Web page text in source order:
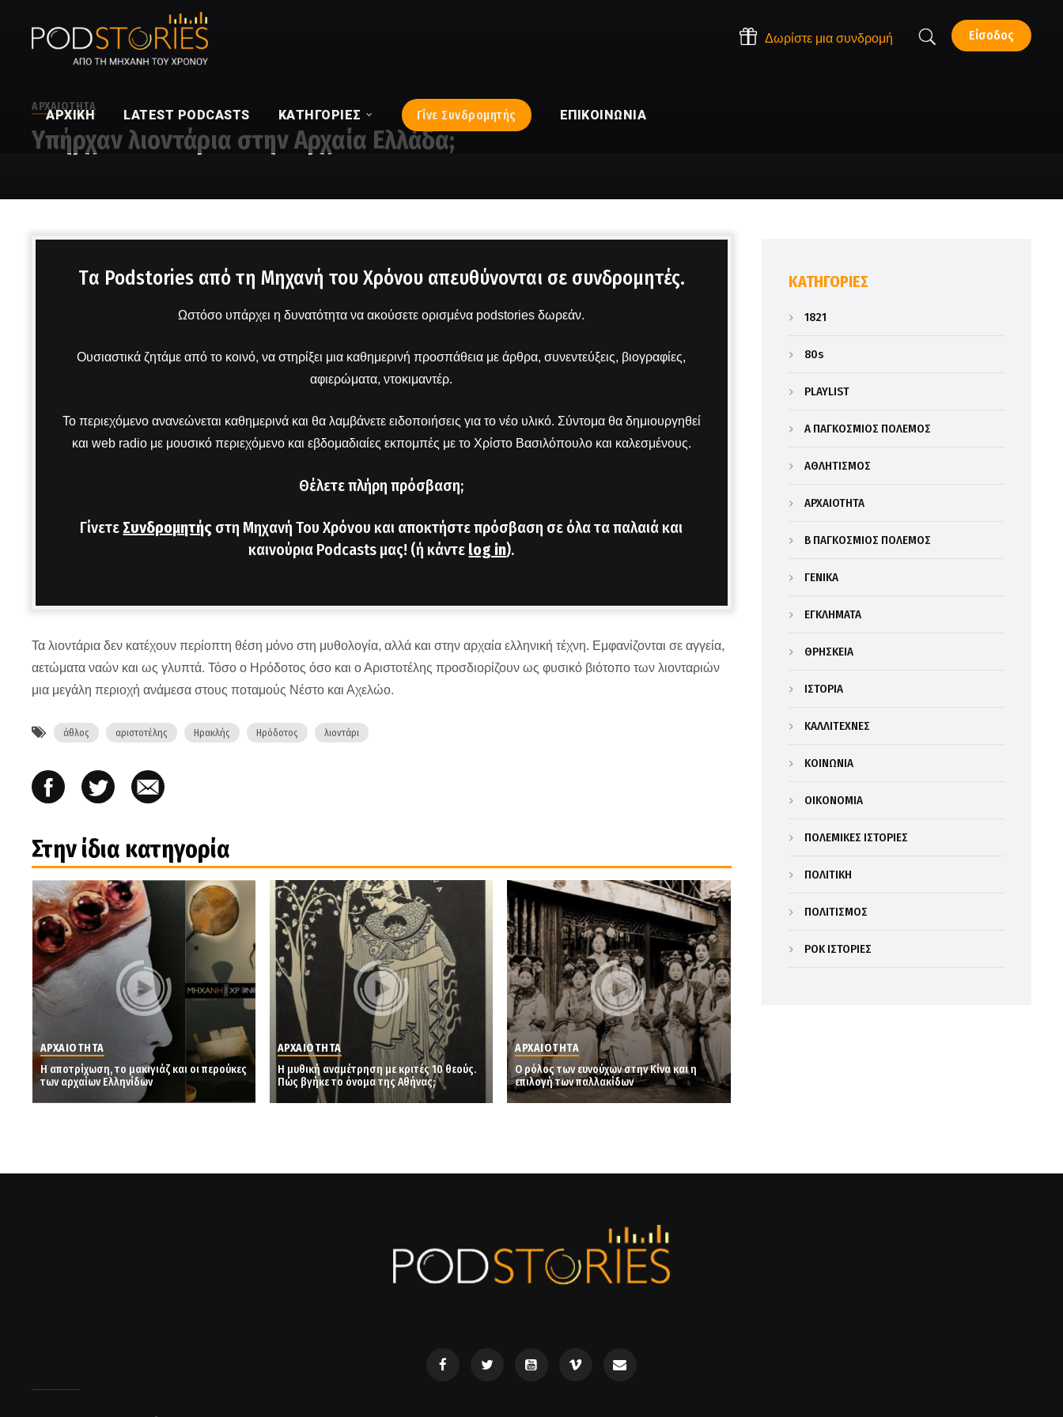
Είσοδος
Δωρίστε μια συνδρομή
ΑΡΧΙΚΉ LATEST PODCASTS ΚΑΤΗΓΟΡΊΕΣ Γίνε Συνδρομητής ΕΠΙΚΟΙΝΩΝΊΑ
ΑΡΧΑΙΟΤΗΤΑ
Υπήρχαν λιοντάρια στην Αρχαία Ελλάδα;
Tα Podstories από τη Μηχανή του Χρόνου απευθύνονται σε συνδρομητές.
Ωστόσο υπάρχει η δυνατότητα να ακούσετε ορισμένα podstories δωρεάν.
Ουσιαστικά ζητάμε από το κοινό, να στηρίξει μια καθημερινή προσπάθεια με άρθρα, συνεντεύξεις, βιογραφίες,
αφιερώματα, ντοκιμαντέρ.
Το περιεχόμενο ανανεώνεται καθημερινά και θα λαμβάνετε ειδοποιήσεις για το νέο υλικό. Σύντομα θα δημιουργηθεί
και web radio με μουσικό περιεχόμενο και εβδομαδιαίες εκπομπές με το Χρίστο Βασιλόπουλο και καλεσμένους.
Θέλετε πλήρη πρόσβαση;
Γίνετε Συνδρομητής στη Μηχανή Του Χρόνου και αποκτήστε πρόσβαση σε όλα τα παλαιά και
καινούρια Podcasts μας! (ή κάντε log in).
Τα λιοντάρια δεν κατέχουν περίοπτη θέση μόνο στη μυθολογία, αλλά και στην αρχαία ελληνική τέχνη. Εμφανίζονται σε αγγεία,
αετώματα ναών και ως γλυπτά. Τόσο ο Ηρόδοτος όσο και ο Αριστοτέλης προσδιορίζουν ως φυσικό βιότοπο των λιονταριών
μια μεγάλη περιοχή ανάμεσα στους ποταμούς Νέστο και Αχελώο.
άθλος αριστοτέλης Ηρακλής Ηρόδοτος λιοντάρι
Στην ίδια κατηγορία
ΑΡΧΑΙΟΤΗΤΑ
Η αποτρίχωση, το μακιγιάζ και οι περούκες
των αρχαίων Ελληνίδων
ΑΡΧΑΙΟΤΗΤΑ
Η μυθική αναμέτρηση με κριτές 10 θεούς.
Πώς βγήκε το όνομα της Αθήνας;
ΑΡΧΑΙΟΤΗΤΑ
Ο ρόλος των ευνούχων στην Κίνα και η
επιλογή των παλλακίδων
KΑΤΗΓΟΡΊΕΣ
1821
80s
PLAYLIST
Α΄ ΠΑΓΚΟΣΜΙΟΣ ΠΟΛΕΜΟΣ
ΑΘΛΗΤΙΣΜΟΣ
ΑΡΧΑΙΟΤΗΤΑ
Β΄ ΠΑΓΚΟΣΜΙΟΣ ΠΟΛΕΜΟΣ
ΓΕΝΙΚΑ
ΕΓΚΛΗΜΑΤΑ
ΘΡΗΣΚΕΙΑ
ΙΣΤΟΡΙΑ
ΚΑΛΛΙΤΕΧΝΕΣ
ΚΟΙΝΩΝΙΑ
ΟΙΚΟΝΟΜΙΑ
ΠΟΛΕΜΙΚΕΣ ΙΣΤΟΡΙΕΣ
ΠΟΛΙΤΙΚΗ
ΠΟΛΙΤΙΣΜΟΣ
ΡΟΚ ΙΣΤΟΡΙΕΣ